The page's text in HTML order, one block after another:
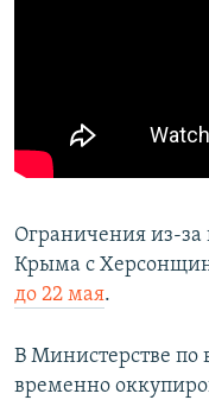
Ограничения из-
Крыма с
до 22 мая.
В Министерстве по
временно